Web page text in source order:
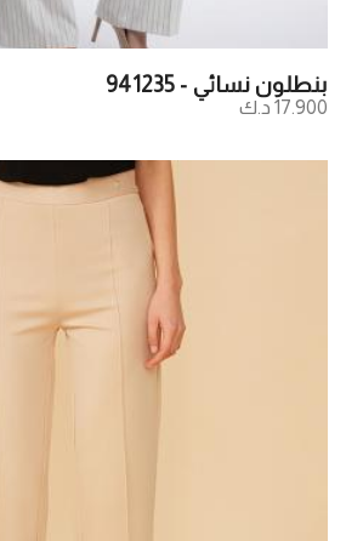
بنطلون نسائي - 941235
17.900 د.ك